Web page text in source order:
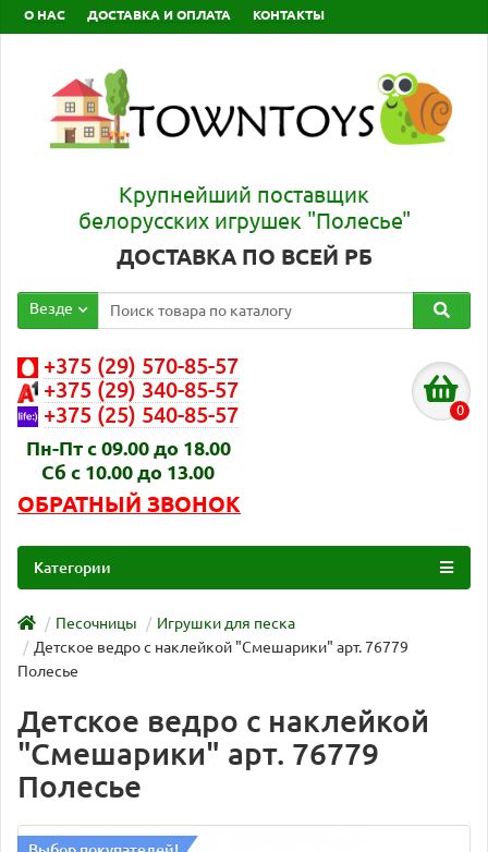
О НАС ДОСТАВКА И ОПЛАТА КОНТАКТЫ
Крупнейший поставщик
белорусских игрушек "Полесье"
ДОСТАВКА ПО ВСЕЙ РБ
Везде
+375 (29) 570-85-57
+375 (29) 340-85-57
+375 (25) 540-85-57
Пн-Пт с 09.00 до 18.00
Сб с 10.00 до 13.00
ОБРАТНЫЙ ЗВОНОК
0
Категории
Песочницы
Игрушки для песка
Детское ведро с наклейкой "Смешарики" арт. 76779
Полесье
Детское ведро с наклейкой
"Смешарики" арт. 76779
Полесье